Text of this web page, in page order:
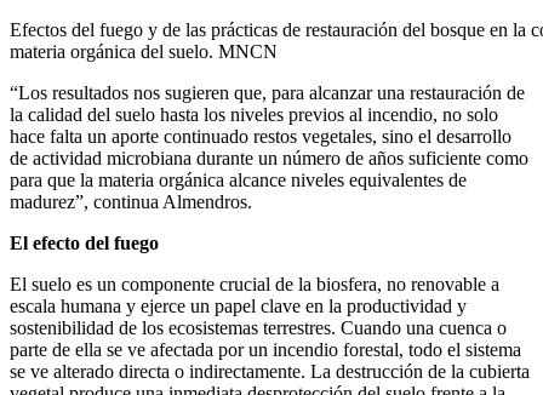
Efectos del fuego y de las prácticas de restauración del bosque en la
materia orgánica del suelo. MNCN
“Los resultados nos sugieren que, para alcanzar una restauración de
la calidad del suelo hasta los niveles previos al incendio, no solo
hace falta un aporte continuado restos vegetales, sino el desarrollo
de actividad microbiana durante un número de años suficiente como
para que la materia orgánica alcance niveles equivalentes de
madurez”, continua Almendros.
El efecto del fuego
El suelo es un componente crucial de la biosfera, no renovable a
escala humana y ejerce un papel clave en la productividad y
sostenibilidad de los ecosistemas terrestres. Cuando una cuenca o
parte de ella se ve afectada por un incendio forestal, todo el sistema
se ve alterado directa o indirectamente. La destrucción de la cubierta